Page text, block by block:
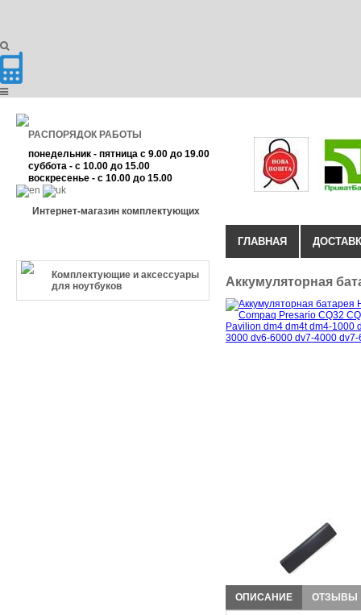
РАСПОРЯДОК РАБОТЫ
понедельник - пятница с 9.00 до 19.00
суббота - с 10.00 до 15.00
воскресенье - с 10.00 до 15.00
Интернет-магазин комплектующих
Комплектующие и аксессуары
для ноутбуков
ГЛАВНАЯ
Аккумуляторная
ОПИСАНИЕ ОТЗЫВЫ